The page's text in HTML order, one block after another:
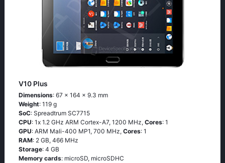
V10 Plus
Dimensions: 67 x 164 x 9.3 mm
Weight: 119 g
SoC: Sрrеаdtrum SС7715
CPU: 1х 1.2 GНz АRМ Соrtех-А7, 1200 MHz, Cores: 1
GPU: ARM Mali-400 MP1, 700 MHz, Cores: 1
RAM: 2 GB, 466 MHz
Storage: 4 GB
Memory cards: microSD, microSDHC